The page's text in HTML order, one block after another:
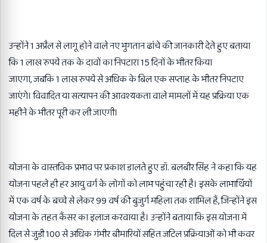
उन्होंने1 अप्रैल से लागू होने वाले नए भुगतान ढांचे की जानकारी देते हुए बताया
कि1लाख रुपये तक के दावों का निपटारा15दिनों के भीतर किया
जाएगा,जबकि1लाख रुपये से अधिक के बिल एक सप्ताह के भीतर निपटाए
जाएंगे। विवादित या सत्यापन की आवश्यकता वाले मामलों में यह प्रक्रिया एक
महीने के भीतर पूरी कर ली जाएगी।
योजना के वास्तविक प्रभाव पर प्रकाश डालते हुए डॉ. बलबीर सिंह ने कहा कि यह
योजना पहले ही हर आयु वर्ग के लोगों को लाभ पहुंचा रही है। इसके लाभार्थियों
में एक वर्ष के बच्चे से लेकर99वर्ष की बुजुर्ग महिला तक शामिल हैं,जिन्होंने इस
योजना के तहत कैंसर का इलाज करवाया है। उन्होंने बताया कि इस योजना में
दिल से जुड़ी100से अधिक गंभीर बीमारियों सहित जटिल प्रक्रियाओं को भी कवर